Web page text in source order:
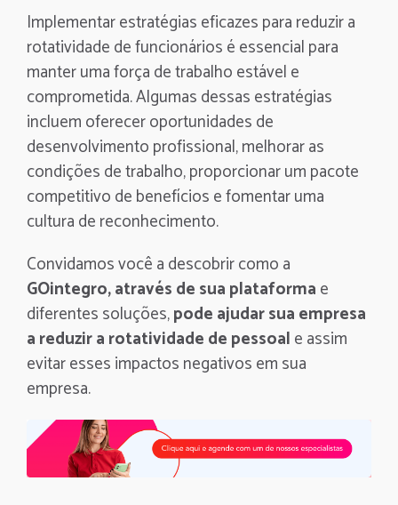
Implementar estratégias eficazes para reduzir a
rotatividade de funcionários é essencial para
manter uma força de trabalho estável e
comprometida. Algumas dessas estratégias
incluem oferecer oportunidades de
desenvolvimento profissional, melhorar as
condições de trabalho, proporcionar um pacote
competitivo de benefícios e fomentar uma
cultura de reconhecimento.
Convidamos você a descobrir como a
GOintegro, através de sua plataformae
diferentes soluções,pode ajudar sua empresa
a reduzir a rotatividade de pessoale assim
evitar esses impactos negativos em sua
empresa.